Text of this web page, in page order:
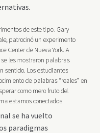
de este tipo. Gary
patrocinó un experimento
Center de Nueva York. A
les mostraron palabras
sentido. Los estudiantes
de palabras “reales” en
como mero fruto del
estamos conectados
se ha vuelto
paradigmas